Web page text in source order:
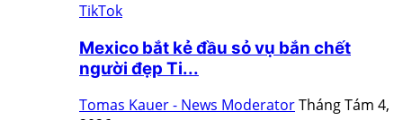
Mexico bắt kẻ đầu sỏ vụ bắn chết
người đẹp Ti...
Tomas Kauer - News ModeratorTháng Tám 4,